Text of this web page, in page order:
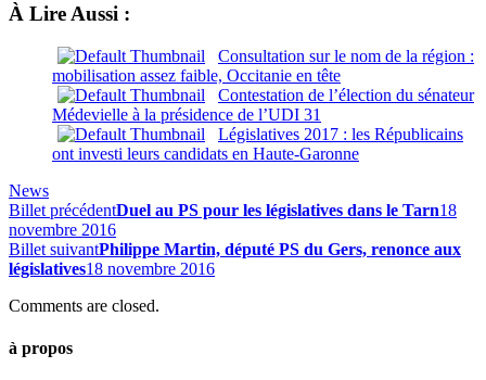
À Lire Aussi :
Consultation sur le nom de la région :
mobilisation assez faible, Occitanie en tête
Contestation de l’élection du sénateur
Médevielle à la présidence de l’UDI 31
Législatives 2017 : les Républicains
ont investi leurs candidats en Haute-Garonne
News
Billet précédentDuel au PS pour les législatives dans le Tarn18
novembre 2016
Billet suivantPhilippe Martin, député PS du Gers, renonce aux
législatives18 novembre 2016
Comments are closed.
à propos